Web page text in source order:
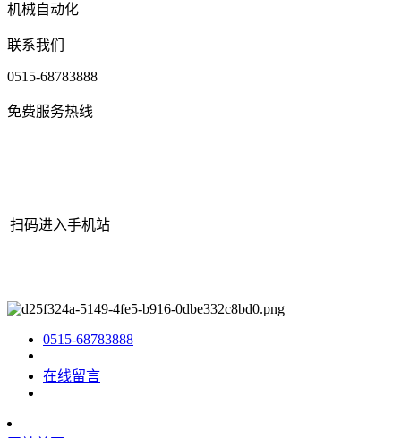
机械自动化
联系我们
0515-68783888
免费服务热线
扫码进入手机站
0515-68783888
在线留言